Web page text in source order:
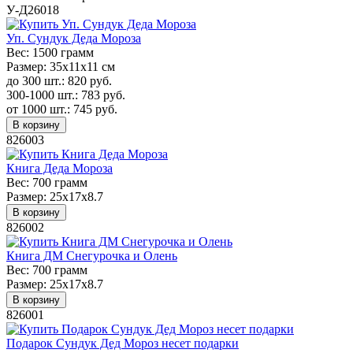
У-Д26018
Уп. Сундук Деда Мороза
Вес: 1500 грамм
Размер: 35х11х11 см
до 300 шт.: 820 руб.
300-1000 шт.: 783 руб.
от 1000 шт.: 745 руб.
В корзину
826003
Книга Деда Мороза
Вес: 700 грамм
Размер: 25x17x8.7
В корзину
826002
Книга ДМ Снегурочка и Олень
Вес: 700 грамм
Размер: 25x17x8.7
В корзину
826001
Подарок Сундук Дед Мороз несет подарки